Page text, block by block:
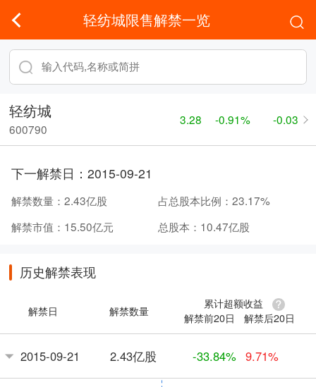
轻纺城限售解禁一览
轻纺城
600790
3.28 -0.91% -0.03
下一解禁日： 2015-09-21
解禁数量： 2.43亿股 占总股本比例： 23.17%
解禁市值： 15.50亿元 总股本： 10.47亿股
历史解禁表现
解禁日 解禁数量
累计超额收益
解禁前20日
解禁后20日
2015-09-21 2.43亿股 -33.84% 9.71%